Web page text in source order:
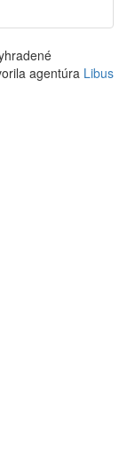
agentúra Libus